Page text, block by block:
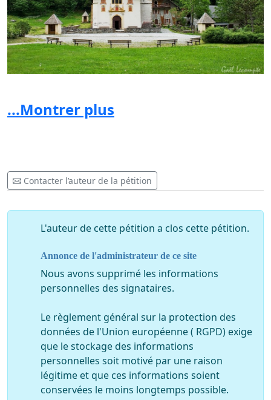
...Montrer plus
Contacter l’auteur de la pétition
L'auteur de cette pétition a clos cette pétition.
Annonce de l'administrateur de ce site
Nous avons supprimé les informations
personnelles des signataires.
Le règlement général sur la protection des
données de l'Union européenne ( RGPD) exige
que le stockage des informations
personnelles soit motivé par une raison
légitime et que ces informations soient
conservées le moins longtemps possible.